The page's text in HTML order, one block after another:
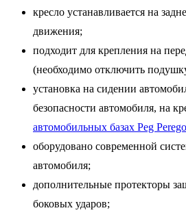
кресло устанавливается на
движения;
подходит для крепления на
(необходимо отключить
установка на сидении
безопасности автомобиля, на
автомобильных базах Peg Perego
оборудовано современной
автомобиля;
дополнительные протекторы
боковых ударов;